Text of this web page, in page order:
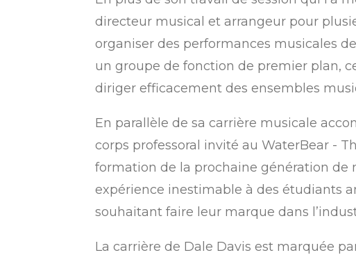
directeur musical et arrangeur pour
organiser des performances musicales
un groupe de fonction de premier plan,
diriger efficacement des ensembles
En parallèle de sa carrière musicale
corps professoral invité au WaterBear -
formation de la prochaine génération de
expérience inestimable à des étudiants
souhaitant faire leur marque dans
La carrière de Dale Davis est marquée